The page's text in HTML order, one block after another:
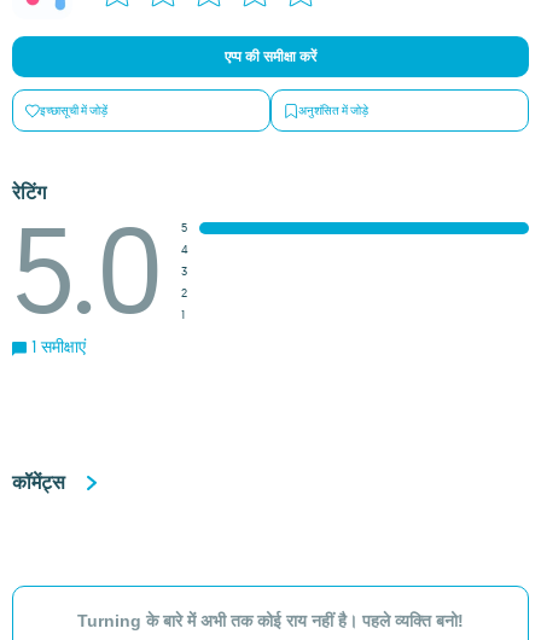
एप्प की समीक्षा करें
इच्छासूची में जोड़ें अनुशंसित में जोड़े
रेटिंग
5.0
5
4
3
2
1
1 समीक्षाएं
कॉमेंट्स
Turning के बारे में अभी तक कोई राय नहीं है। पहले व्यक्ति बनो!